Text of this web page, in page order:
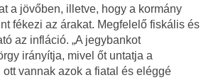
a jövőben, illetve, hogy a kormány
fékezi az árakat. Megfelelő fiskális és
az infláció. „A jegybankot
irányítja, mivel őt untatja a
vannak azok a fiatal és eléggé